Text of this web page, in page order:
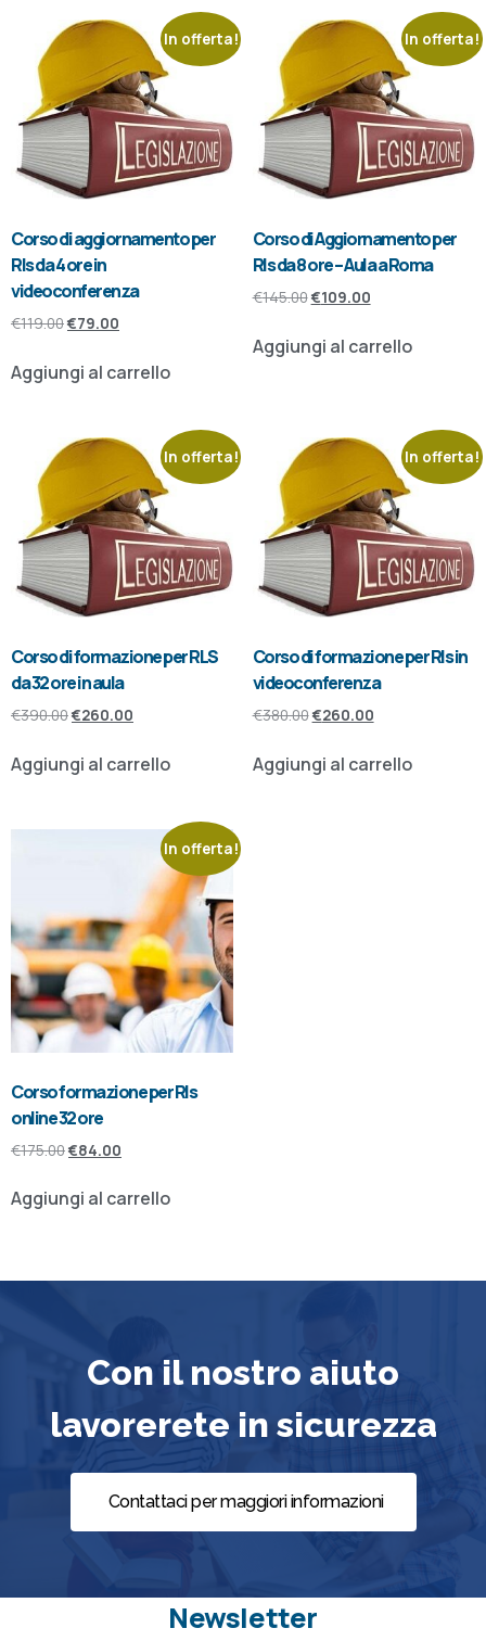
In offerta!
Corso di aggiornamento per
Rls da 4 ore in
videoconferenza
€119.00€79.00
Aggiungi al carrello
In offerta!
Corso di Aggiornamento per
Rls da 8 ore – Aula a Roma
€145.00€109.00
Aggiungi al carrello
In offerta!
Corso di formazione per RLS
da 32 ore in aula
€390.00€260.00
Aggiungi al carrello
In offerta!
Corso di formazione per Rls in
videoconferenza
€380.00€260.00
Aggiungi al carrello
In offerta!
Corso formazione per Rls
online 32 ore
€175.00€84.00
Aggiungi al carrello
Con il nostro aiuto
lavorerete in sicurezza
Contattaci per maggiori informazioni
Newsletter